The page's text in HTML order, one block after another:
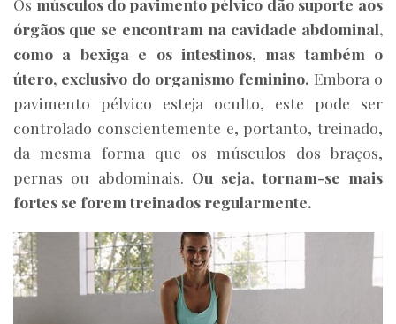
órgãos que se encontram na cavidade abdominal,
como a bexiga e os intestinos, mas também o
útero, exclusivo do organismo feminino. Embora o
pavimento pélvico esteja oculto, este pode ser
controlado conscientemente e, portanto, treinado,
da mesma forma que os músculos dos braços,
pernas ou abdominais. Ou seja, tornam-se mais
fortes se forem treinados regularmente.